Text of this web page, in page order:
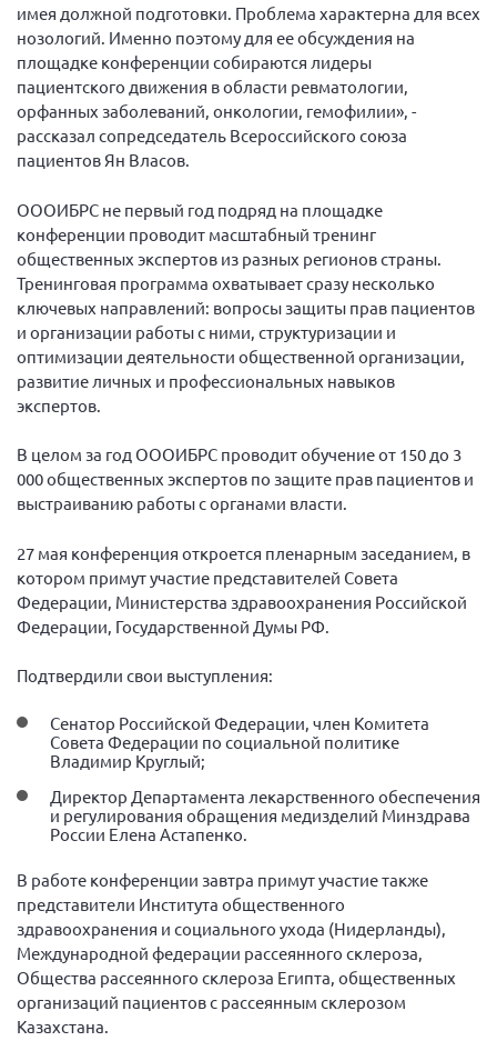
Письма и официальные ответы
Нормативно-правовые документы
Методическая литература для НКО
Публичные отчеты
Исследования, аналитика, мнения
Всероссийская онлайн конференция
"Рассеянный склероз. XX лет работы
ОООИБРС" (25-29.08.2020)
Всероссийская конференция-тренинг
"Рассеянный склероз: новые реалии" (26-
29.05.2022)
Общероссийская РС
Алтайский край
Архангельская область
Брянская область
Владимирская область
Воронежская область
Ивановская область
Калининградская область
Кемеровская область
Кировская область
Краснодарский край
Красноярский край
Липецкая область
Ленинградская область
г. Москва
имея должной подготовки. Проблема характерна для всех
нозологий. Именно поэтому для ее обсуждения на
площадке конференции собираются лидеры
пациентского движения в области ревматологии,
орфанных заболеваний, онкологии, гемофилии», -
рассказал сопредседатель Всероссийского союза
пациентов Ян Власов.
ОООИБРС не первый год подряд на площадке
конференции проводит масштабный тренинг
общественных экспертов из разных регионов страны.
Тренинговая программа охватывает сразу несколько
ключевых направлений: вопросы защиты прав пациентов
и организации работы с ними, структуризации и
оптимизации деятельности общественной организации,
развитие личных и профессиональных навыков
экспертов.
В целом за год ОООИБРС проводит обучение от 150 до 3
000 общественных экспертов по защите прав пациентов и
выстраиванию работы с органами власти.
27 мая конференция откроется пленарным заседанием, в
котором примут участие представителей Совета
Федерации, Министерства здравоохранения Российской
Федерации, Государственной Думы РФ.
Подтвердили свои выступления:
Сенатор Российской Федерации, член Комитета
Совета Федерации по социальной политике
Владимир Круглый;
Директор Департамента лекарственного обеспечения
и регулирования обращения медизделий Минздрава
России Елена Астапенко.
В работе конференции завтра примут участие также
представители Института общественного
здравоохранения и социального ухода (Нидерланды),
Международной федерации рассеянного склероза,
Общества рассеянного склероза Египта, общественных
организаций пациентов с рассеянным склерозом
Казахстана.